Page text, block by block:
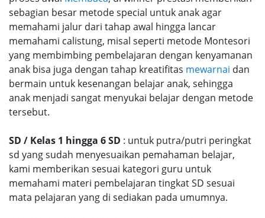
sebagian besar metode special untuk anak agar
memahami jalur dari tahap awal hingga lancar
memahami calistung, misal seperti metode Montesori
yang membimbing pembelajaran dengan kenyamanan
anak bisa juga dengan tahap kreatifitas mewarnai dan
bermain untuk kesenangan belajar anak, sehingga
anak menjadi sangat menyukai belajar dengan metode
tersebut.
SD / Kelas 1 hingga 6 SD : untuk putra/putri peringkat
sd yang sudah menyesuaikan pemahaman belajar,
kami memberikan sesuai kategori guru untuk
memahami materi pembelajaran tingkat SD sesuai
mata pelajaran yang di sediakan pada umumnya.